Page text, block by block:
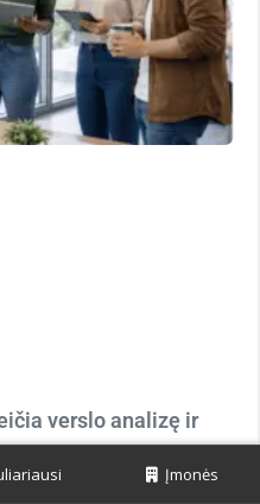
verslo analizę ir
Įmonės